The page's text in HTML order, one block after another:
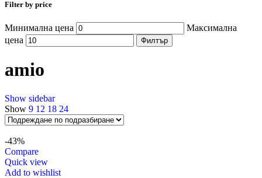
Filter by price
Минимална цена
Максимална
цена
Филтър
amio
Show sidebar
Show 9 12 18 24
-43%
Compare
Quick view
Add to wishlist